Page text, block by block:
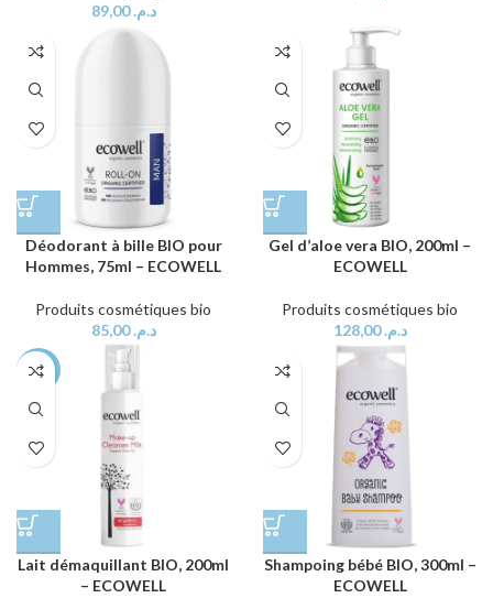
د.م.89,00
Déodorant à bille BIO pour
Hommes, 75ml – ECOWELL
Produits cosmétiques bio
د.م.85,00
Gel d’aloe vera BIO, 200ml –
ECOWELL
Produits cosmétiques bio
د.م.128,00
-33%
Lait démaquillant BIO, 200ml
– ECOWELL
Shampoing bébé BIO, 300ml –
ECOWELL